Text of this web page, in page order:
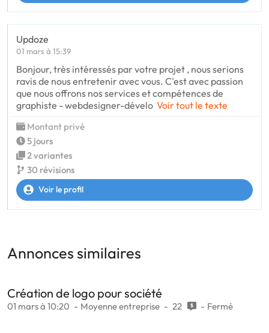
Updoze
01 mars à 15:39
Bonjour, très intéressés par votre projet , nous serions
ravis de nous entretenir avec vous. C'est avec passion
que nous offrons nos services et compétences de
graphiste - webdesigner-dévelo Voir tout le texte
Montant privé
5 jours
2 variantes
30 révisions
Voir le profil
Annonces similaires
Création de logo pour société
01 mars à 10:20 Moyenne entreprise 22 Fermé